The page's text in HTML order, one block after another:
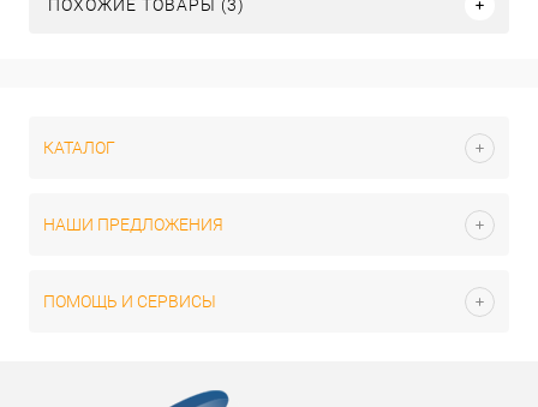
ПОХОЖИЕ ТОВАРЫ (3)
КАТАЛОГ
НАШИ ПРЕДЛОЖЕНИЯ
ПОМОЩЬ И СЕРВИСЫ